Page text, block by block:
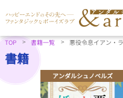
TOP 書籍一覧 悪役令息イアン・
書籍
アンダルシュノベルズ